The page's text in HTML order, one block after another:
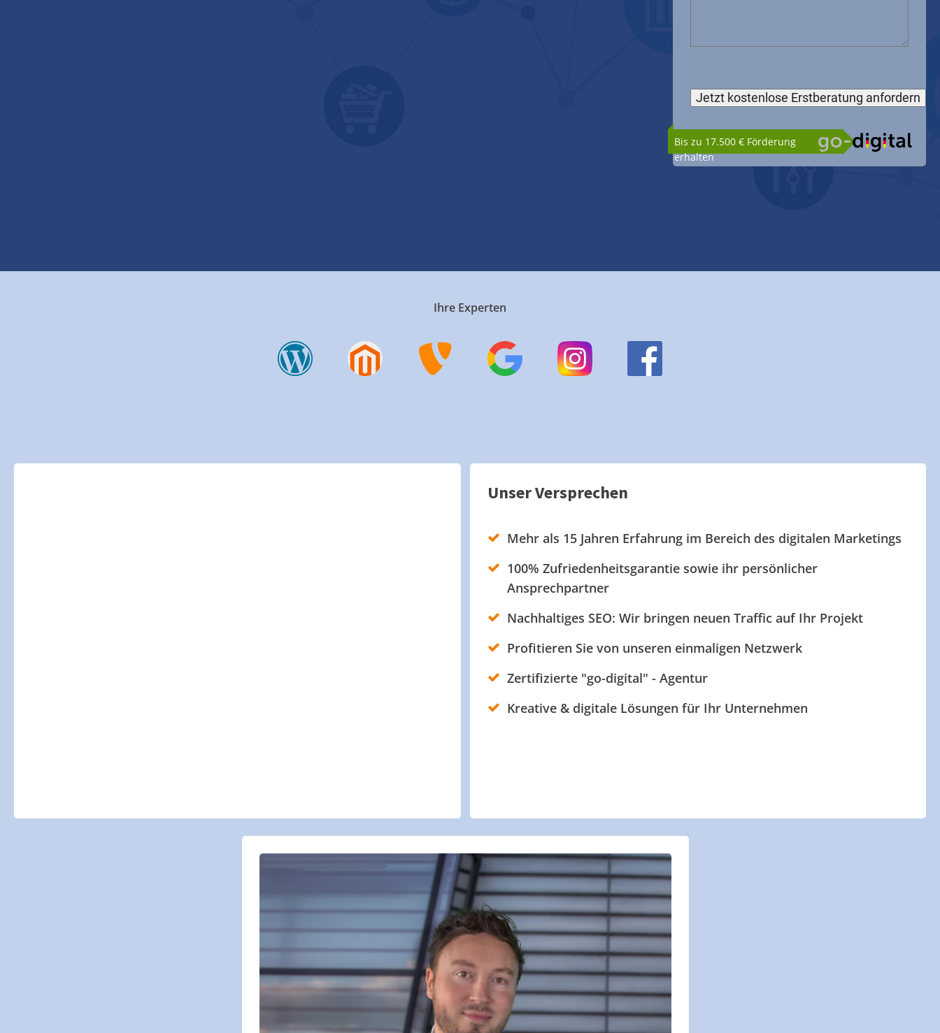
Bis zu 17.500 € Förderung
erhalten
Ihre Experten
Unser Versprechen
Mehr als 15 Jahren Erfahrung im Bereich des digitalen Marketings
100% Zufriedenheitsgarantie sowie ihr persönlicher
Ansprechpartner
Nachhaltiges SEO: Wir bringen neuen Traffic auf Ihr Projekt
Profitieren Sie von unseren einmaligen Netzwerk
Zertifizierte "go-digital" - Agentur
Kreative & digitale Lösungen für Ihr Unternehmen